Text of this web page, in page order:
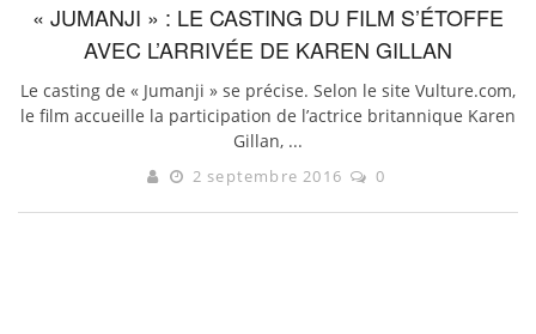
« JUMANJI » : LE CASTING DU FILM S’ÉTOFFE
AVEC L’ARRIVÉE DE KAREN GILLAN
Le casting de « Jumanji » se précise. Selon le site Vulture.com,
le film accueille la participation de l’actrice britannique Karen
Gillan, ...
2 septembre 2016 0